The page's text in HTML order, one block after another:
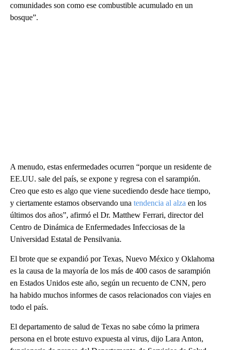
comunidades son como ese combustible acumulado en un
bosque”.
A menudo, estas enfermedades ocurren “porque un residente de
EE.UU. sale del país, se expone y regresa con el sarampión.
Creo que esto es algo que viene sucediendo desde hace tiempo,
y ciertamente estamos observando una tendencia al alza en los
últimos dos años”, afirmó el Dr. Matthew Ferrari, director del
Centro de Dinámica de Enfermedades Infecciosas de la
Universidad Estatal de Pensilvania.
El brote que se expandió por Texas, Nuevo México y Oklahoma
es la causa de la mayoría de los más de 400 casos de sarampión
en Estados Unidos este año, según un recuento de CNN, pero
ha habido muchos informes de casos relacionados con viajes en
todo el país.
El departamento de salud de Texas no sabe cómo la primera
persona en el brote estuvo expuesta al virus, dijo Lara Anton,